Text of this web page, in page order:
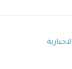
الاخبارية